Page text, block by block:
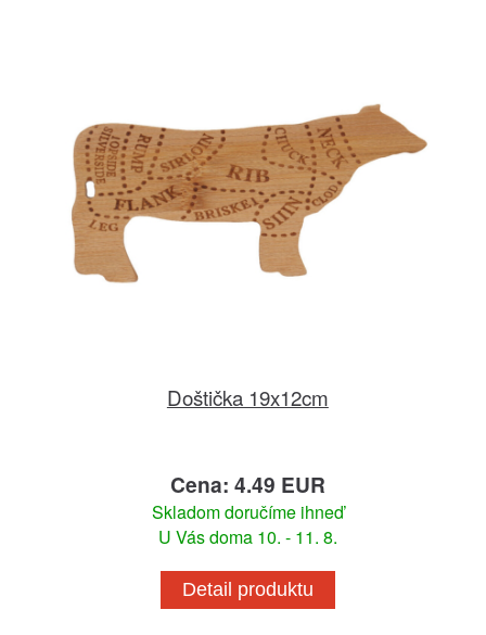
Doštička 19x12cm
Cena: 4.49 EUR
Skladom doručíme ihneď
U Vás doma 10. - 11. 8.
Detail produktu